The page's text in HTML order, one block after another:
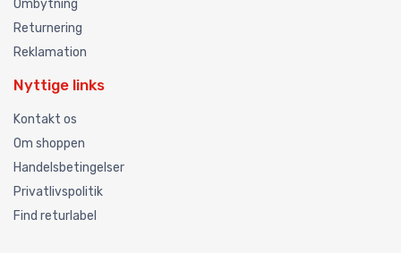
Ombytning
Returnering
Reklamation
Nyttige links
Kontakt os
Om shoppen
Handelsbetingelser
Privatlivspolitik
Find returlabel